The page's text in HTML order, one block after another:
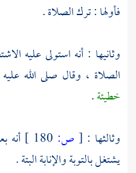
فأولها : ترك الصلاة .
وثانيها : أنه استولى عليه
الصلاة ، وقال صلى الله
خطيئة.
وثالثها : [ ص:
أنه
يشتغل بالتوبة والإنابة البتة .